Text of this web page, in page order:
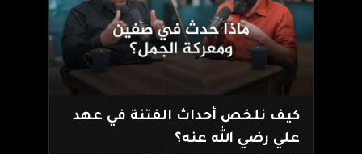
كيف نلخص أحداث الفتنة في عهد
علي رضي الله عنه؟